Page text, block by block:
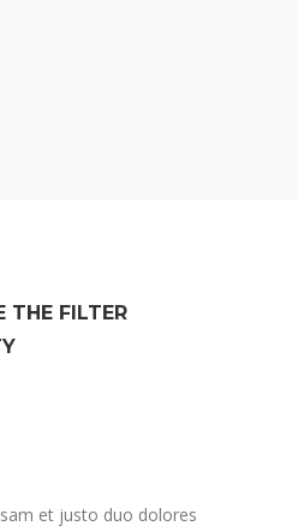
THE FILTER
et justo duo dolores